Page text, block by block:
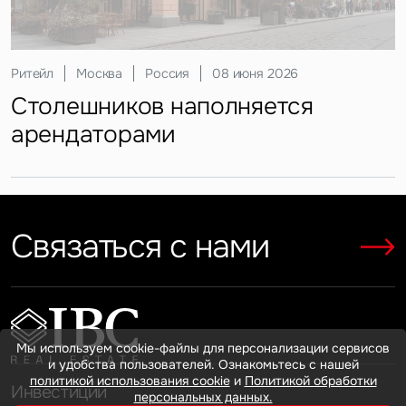
Ритейл Москва Россия 08 июня 2026
Столешников наполняется
арендаторами
Офисы Москва Россия 22 декабря 2025
Офисный девелопмент
наращивает объемы в деловых
Показать больше
Склады Москва Россия 25 февраля 2026
Регионы приросли складами
Показать больше
Ритейл Москва Россия 03 апреля 2026
Кто продает на маркетплейсах
Показать больше
Гостиницы Москва Россия 19 мая 2026
Гости столицы идут на неделю
Инвестиции
Инвесторы присмотрелись
к регионам
Показать больше
Связаться с нами
Инвестиции
Мы используем cookie-файлы для персонализации сервисов
и удобства пользователей. Ознакомьтесь с нашей
политикой использования cookieи Политикой обработки
персональных данных.